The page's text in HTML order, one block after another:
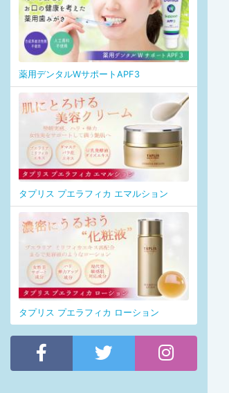
薬用デンタルWサポートAPF3
タプリス プエラフィカ エマルション
タプリス プエラフィカ ローション